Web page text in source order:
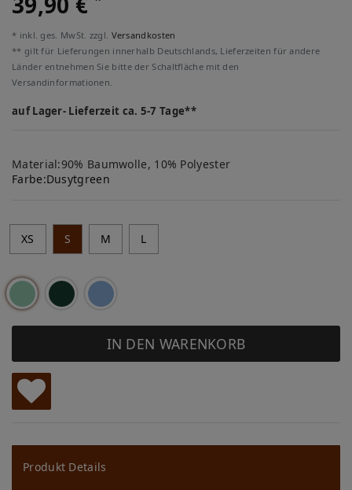
* inkl. ges. MwSt. zzgl. Versandkosten
** gilt für Lieferungen innerhalb Deutschlands, Lieferzeiten für andere
Länder entnehmen Sie bitte der Schaltfläche mit den
Versandinformationen.
auf Lager- Lieferzeit ca. 5-7 Tage**
Material:90% Baumwolle, 10% Polyester
Farbe:Dusytgreen
XS S M L
IN DEN WARENKORB
W
u
ns
Produkt Details